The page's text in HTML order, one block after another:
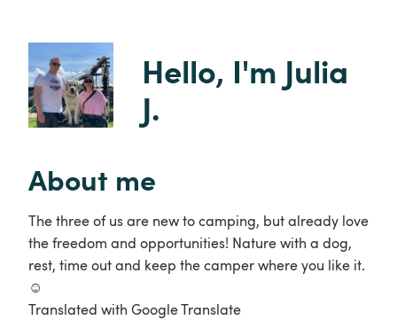
Hello, I'm Julia
J.
About me
The three of us are new to camping, but already love
the freedom and opportunities! Nature with a dog,
rest, time out and keep the camper where you like it.
☺️
Translated with Google Translate